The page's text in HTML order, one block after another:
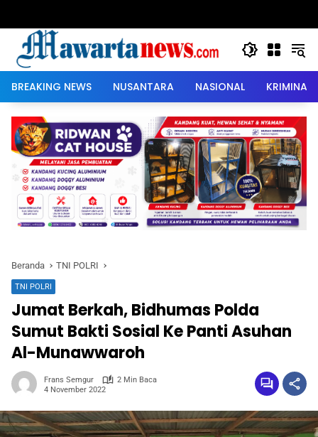
BREAKING NEWS NUSANTARA NASIONAL KRIMINAL
Beranda TNI POLRI
TNI POLRI
Jumat Berkah, Bidhumas Polda
Sumut Bakti Sosial Ke Panti Asuhan
Al-Munawwaroh
Frans Semgur
2 Min Baca
4 November 2022